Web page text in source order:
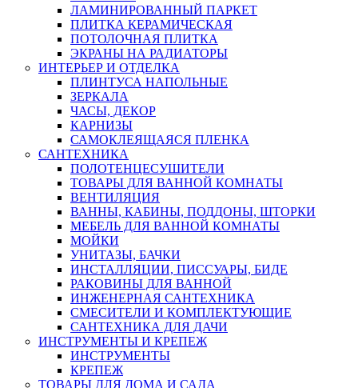
ЛАМИНИРОВАННЫЙ ПАРКЕТ
ПЛИТКА КЕРАМИЧЕСКАЯ
ПОТОЛОЧНАЯ ПЛИТКА
ЭКРАНЫ НА РАДИАТОРЫ
ИНТЕРЬЕР И ОТДЕЛКА
ПЛИНТУСА НАПОЛЬНЫЕ
ЗЕРКАЛА
ЧАСЫ, ДЕКОР
КАРНИЗЫ
САМОКЛЕЯЩАЯСЯ ПЛЕНКА
САНТЕХНИКА
ПОЛОТЕНЦЕСУШИТЕЛИ
ТОВАРЫ ДЛЯ ВАННОЙ КОМНАТЫ
ВЕНТИЛЯЦИЯ
ВАННЫ, КАБИНЫ, ПОДДОНЫ, ШТОРКИ
МЕБЕЛЬ ДЛЯ ВАННОЙ КОМНАТЫ
МОЙКИ
УНИТАЗЫ, БАЧКИ
ИНСТАЛЛЯЦИИ, ПИССУАРЫ, БИДЕ
РАКОВИНЫ ДЛЯ ВАННОЙ
ИНЖЕНЕРНАЯ САНТЕХНИКА
СМЕСИТЕЛИ И КОМПЛЕКТУЮЩИЕ
САНТЕХНИКА ДЛЯ ДАЧИ
ИНСТРУМЕНТЫ И КРЕПЕЖ
ИНСТРУМЕНТЫ
КРЕПЕЖ
ТОВАРЫ ДЛЯ ДОМА И САДА